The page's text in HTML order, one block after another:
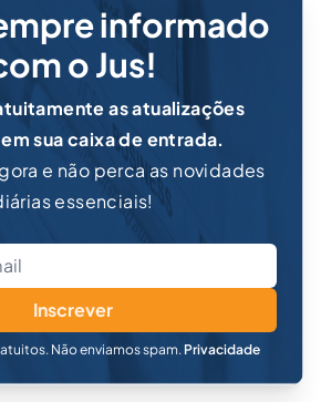
informado
o Jus!
as atualizações
sua caixa de entrada.
e não perca as novidades
essenciais!
Inscrever
Não enviamos spam. Privacidade